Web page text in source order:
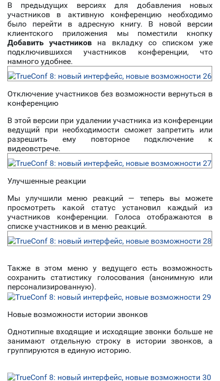
В предыдущих версиях для добавления новых
участников в активную конференцию необходимо
было перейти в адресную книгу. В новой версии
клиентского приложения мы поместили кнопку
Добавить участников на вкладку со списком уже
подключившихся участников конференции, что
намного удобнее.
Отключение участников без возможности вернуться в
конференцию
В этой версии при удалении участника из конференции
ведущий при необходимости сможет запретить или
разрешить ему повторное подключение к
видеовстрече.
Улучшенные реакции
Мы улучшили меню реакций — теперь вы можете
просмотреть какой статус установил каждый из
участников конференции. Голоса отображаются в
списке участников и в меню реакций.
Также в этом меню у ведущего есть возможность
сохранить статистику голосования (анонимную или
персонализированную).
Новые возможности истории звонков
Однотипные входящие и исходящие звонки больше не
занимают отдельную строку в истории звонков, а
группируются в единую историю.